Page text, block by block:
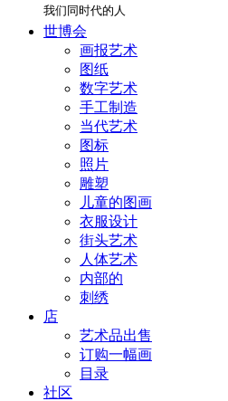
我们同时代的人
世博会
画报艺术
图纸
数字艺术
手工制造
当代艺术
图标
照片
雕塑
儿童的图画
衣服设计
街头艺术
人体艺术
内部的
刺绣
店
艺术品出售
订购一幅画
目录
社区